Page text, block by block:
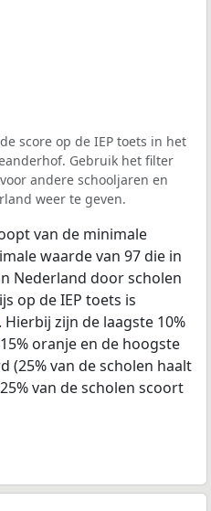
score op de IEP toets in het
Gebruik het filter
andere schooljaren en
weer te geven.
van de minimale
waarde van 97 die in
Nederland door scholen
op de IEP toets is
Hierbij zijn de laagste 10%
oranje en de hoogste
(25% van de scholen haalt
van de scholen scoort